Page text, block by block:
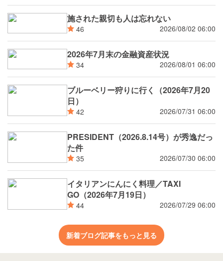
施された親切も人は忘れない
46 2026/08/02 06:00
2026年7月末の金融資産状況
34 2026/08/01 06:00
ブルーベリー狩りに行く（2026年7月20
日）
42 2026/07/31 06:00
PRESIDENT（2026.8.14号）が秀逸だっ
た件
35 2026/07/30 06:00
イタリアンにんにく料理／TAXI
GO（2026年7月19日）
44 2026/07/29 06:00
新着ブログ記事をもっと見る